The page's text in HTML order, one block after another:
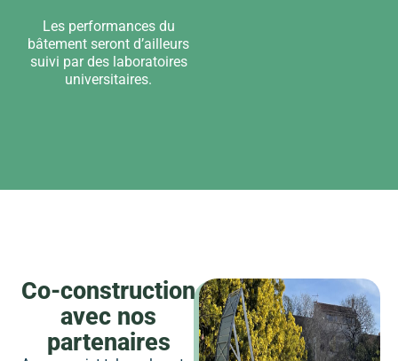
Les performances du
bâtement seront d’ailleurs
suivi par des laboratoires
universitaires.
Co-construction
avec nos
partenaires